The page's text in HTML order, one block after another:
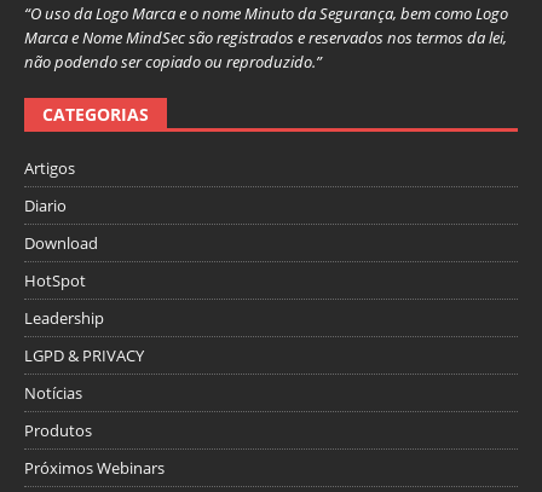
“O uso da Logo Marca e o nome Minuto da Segurança, bem como Logo
Marca e Nome MindSec são registrados e reservados nos termos da lei,
não podendo ser copiado ou reproduzido.”
CATEGORIAS
Artigos
Diario
Download
HotSpot
Leadership
LGPD & PRIVACY
Notícias
Produtos
Próximos Webinars